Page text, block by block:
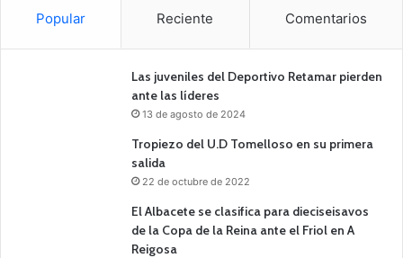
Popular Reciente Comentarios
Las juveniles del Deportivo Retamar pierden
ante las líderes
13 de agosto de 2024
Tropiezo del U.D Tomelloso en su primera
salida
22 de octubre de 2022
El Albacete se clasifica para dieciseisavos
de la Copa de la Reina ante el Friol en A
Reigosa